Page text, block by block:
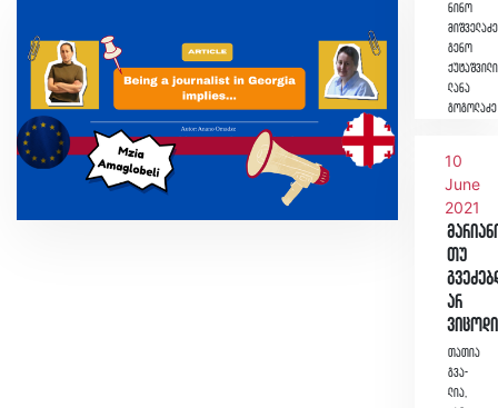
ნინო
მიშველაძე
გენო
ქუტაშვილი
ლანა
გოგოლაძე
10
June
2021
თუ
არ
თა­თია
გვა­
ლია,